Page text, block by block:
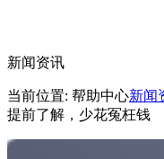
新闻资讯
当前位置: 帮助中心新闻
提前了解，少花冤枉钱